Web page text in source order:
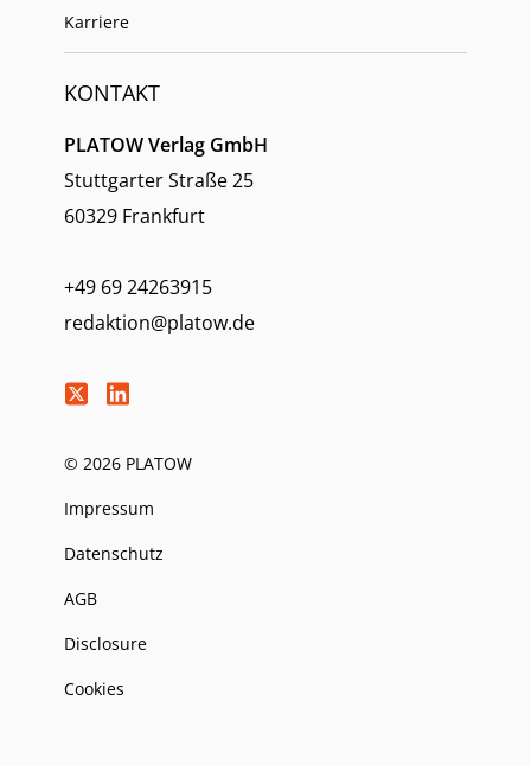
Karriere
KONTAKT
PLATOW Verlag GmbH
Stuttgarter Straße 25
60329 Frankfurt
+49 69 24263915
redaktion@platow.de
© 2026 PLATOW
Impressum
Datenschutz
AGB
Disclosure
Cookies